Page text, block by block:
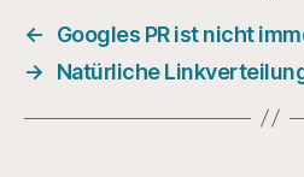
←
Googles PR ist nicht
→
Natürliche